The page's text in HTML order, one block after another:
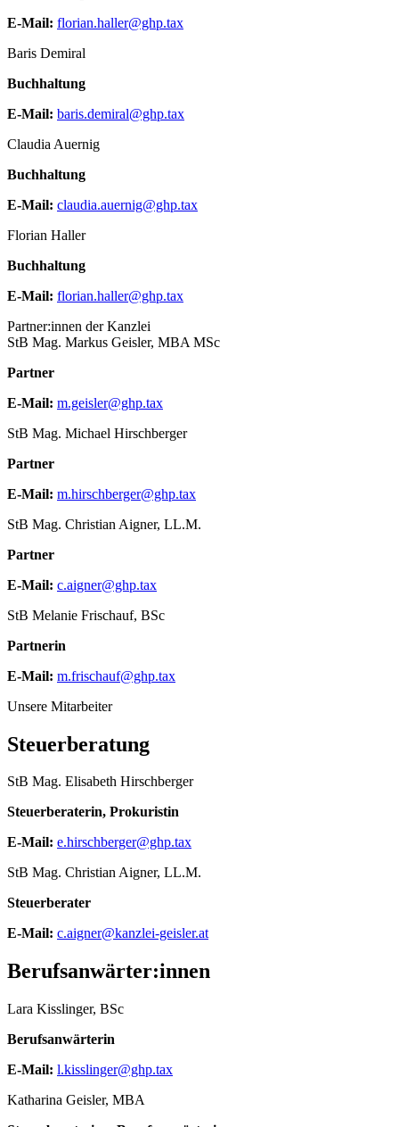
E-Mail: florian.haller@ghp.tax
Baris Demiral
Buchhaltung
E-Mail: baris.demiral@ghp.tax
Claudia Auernig
Buchhaltung
E-Mail: claudia.auernig@ghp.tax
Florian Haller
Buchhaltung
E-Mail: florian.haller@ghp.tax
Partner:innen der Kanzlei
StB Mag. Markus Geisler, MBA MSc
Partner
E-Mail: m.geisler@ghp.tax
StB Mag. Michael Hirschberger
Partner
E-Mail: m.hirschberger@ghp.tax
StB Mag. Christian Aigner, LL.M.
Partner
E-Mail: c.aigner@ghp.tax
StB Melanie Frischauf, BSc
Partnerin
E-Mail: m.frischauf@ghp.tax
Unsere Mitarbeiter​
Steuerberatung
StB Mag. Elisabeth Hirschberger
Steuerberaterin, Prokuristin
E-Mail: e.hirschberger@ghp.tax
StB Mag. Christian Aigner, LL.M.
Steuerberater
E-Mail: c.aigner@kanzlei-geisler.at
Berufsanwärter:innen
Lara Kisslinger, BSc
Berufsanwärterin
E-Mail: l.kisslinger@ghp.tax
Katharina Geisler, MBA